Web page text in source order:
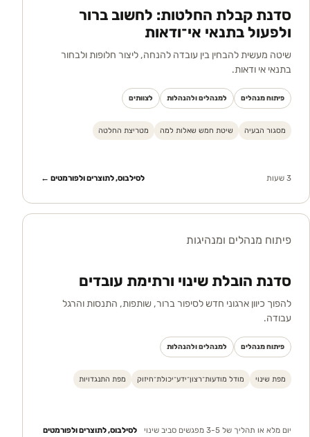
סדנת קבלת החלטות: לחשוב ברור
ולפעול בתנאי אי־ודאות
שיטה מעשית להבחין בין עובדה להנחה, ליצור חלופות ולבחור
בתנאי אי ודאות.
פיתוח מנהלים למנהלים ולהנהלות לצוותים
מסגור הבעיה שיטת חמש שאלות למה מטריצת החלטה
3 שעות לסילבוס, לתוצרים ולפורמטים ←
פיתוח מנהלים ומנהיגות
סדנת הובלת שינוי ורתימת עובדים
להפוך כיוון ארגוני חדש לסיפור ברור, שותפות, התנסות והרגל
עבודה.
פיתוח מנהלים למנהלים ולהנהלות
מפת שינוי מודל מודעות־רצון־ידע־יכולת־חיזוק מפת התנגדויות
יום מלא או תהליך של 3-5 מפגשים סביב שינוי
לסילבוס, לתוצרים ולפורמטים